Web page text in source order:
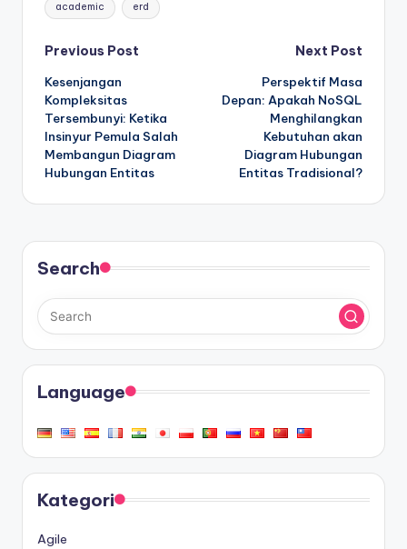
academic erd
Post
navigation
Previous Post
Kesenjangan
Kompleksitas
Tersembunyi: Ketika
Insinyur Pemula Salah
Membangun Diagram
Hubungan Entitas
Next Post
Perspektif Masa
Depan: Apakah NoSQL
Menghilangkan
Kebutuhan akan
Diagram Hubungan
Entitas Tradisional?
Search
Language
Kategori
Agile